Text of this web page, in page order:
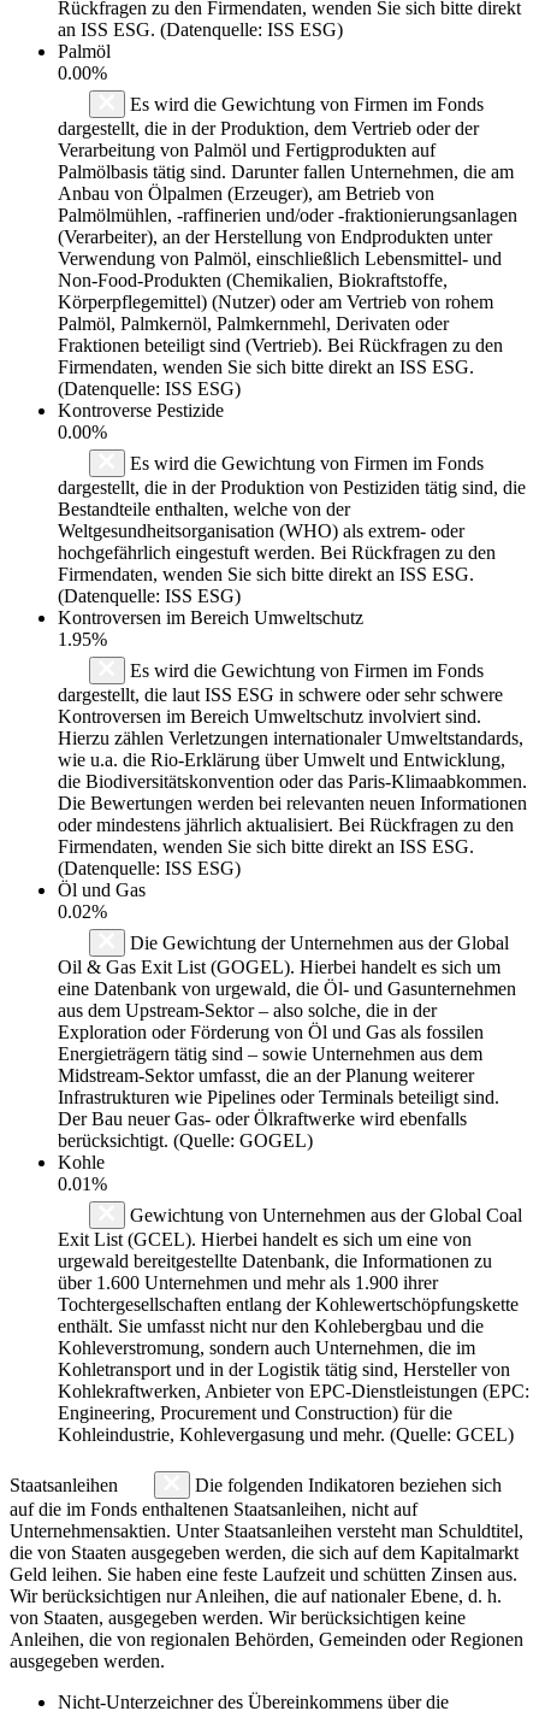
Rückfragen zu den Firmendaten, wenden Sie sich bitte direkt
an ISS ESG. (Datenquelle: ISS ESG)
Palmöl
0.00%
Es wird die Gewichtung von Firmen im Fonds
dargestellt, die in der Produktion, dem Vertrieb oder der
Verarbeitung von Palmöl und Fertigprodukten auf
Palmölbasis tätig sind. Darunter fallen Unternehmen, die am
Anbau von Ölpalmen (Erzeuger), am Betrieb von
Palmölmühlen, -raffinerien und/oder -fraktionierungsanlagen
(Verarbeiter), an der Herstellung von Endprodukten unter
Verwendung von Palmöl, einschließlich Lebensmittel- und
Non-Food-Produkten (Chemikalien, Biokraftstoffe,
Körperpflegemittel) (Nutzer) oder am Vertrieb von rohem
Palmöl, Palmkernöl, Palmkernmehl, Derivaten oder
Fraktionen beteiligt sind (Vertrieb). Bei Rückfragen zu den
Firmendaten, wenden Sie sich bitte direkt an ISS ESG.
(Datenquelle: ISS ESG)
Kontroverse Pestizide
0.00%
Es wird die Gewichtung von Firmen im Fonds
dargestellt, die in der Produktion von Pestiziden tätig sind, die
Bestandteile enthalten, welche von der
Weltgesundheitsorganisation (WHO) als extrem- oder
hochgefährlich eingestuft werden. Bei Rückfragen zu den
Firmendaten, wenden Sie sich bitte direkt an ISS ESG.
(Datenquelle: ISS ESG)
Kontroversen im Bereich Umweltschutz
1.95%
Es wird die Gewichtung von Firmen im Fonds
dargestellt, die laut ISS ESG in schwere oder sehr schwere
Kontroversen im Bereich Umweltschutz involviert sind.
Hierzu zählen Verletzungen internationaler Umweltstandards,
wie u.a. die Rio-Erklärung über Umwelt und Entwicklung,
die Biodiversitätskonvention oder das Paris-Klimaabkommen.
Die Bewertungen werden bei relevanten neuen Informationen
oder mindestens jährlich aktualisiert. Bei Rückfragen zu den
Firmendaten, wenden Sie sich bitte direkt an ISS ESG.
(Datenquelle: ISS ESG)
Öl und Gas
0.02%
Die Gewichtung der Unternehmen aus der Global
Oil & Gas Exit List (GOGEL). Hierbei handelt es sich um
eine Datenbank von urgewald, die Öl- und Gasunternehmen
aus dem Upstream-Sektor – also solche, die in der
Exploration oder Förderung von Öl und Gas als fossilen
Energieträgern tätig sind – sowie Unternehmen aus dem
Midstream-Sektor umfasst, die an der Planung weiterer
Infrastrukturen wie Pipelines oder Terminals beteiligt sind.
Der Bau neuer Gas- oder Ölkraftwerke wird ebenfalls
berücksichtigt. (Quelle: GOGEL)
Kohle
0.01%
Gewichtung von Unternehmen aus der Global Coal
Exit List (GCEL). Hierbei handelt es sich um eine von
urgewald bereitgestellte Datenbank, die Informationen zu
über 1.600 Unternehmen und mehr als 1.900 ihrer
Tochtergesellschaften entlang der Kohlewertschöpfungskette
enthält. Sie umfasst nicht nur den Kohlebergbau und die
Kohleverstromung, sondern auch Unternehmen, die im
Kohletransport und in der Logistik tätig sind, Hersteller von
Kohlekraftwerken, Anbieter von EPC-Dienstleistungen (EPC:
Engineering, Procurement und Construction) für die
Kohleindustrie, Kohlevergasung und mehr. (Quelle: GCEL)
Staatsanleihen
Die folgenden Indikatoren beziehen sich
auf die im Fonds enthaltenen Staatsanleihen, nicht auf
Unternehmensaktien. Unter Staatsanleihen versteht man Schuldtitel,
die von Staaten ausgegeben werden, die sich auf dem Kapitalmarkt
Geld leihen. Sie haben eine feste Laufzeit und schütten Zinsen aus.
Wir berücksichtigen nur Anleihen, die auf nationaler Ebene, d. h.
von Staaten, ausgegeben werden. Wir berücksichtigen keine
Anleihen, die von regionalen Behörden, Gemeinden oder Regionen
ausgegeben werden.
Nicht-Unterzeichner des Übereinkommens über die